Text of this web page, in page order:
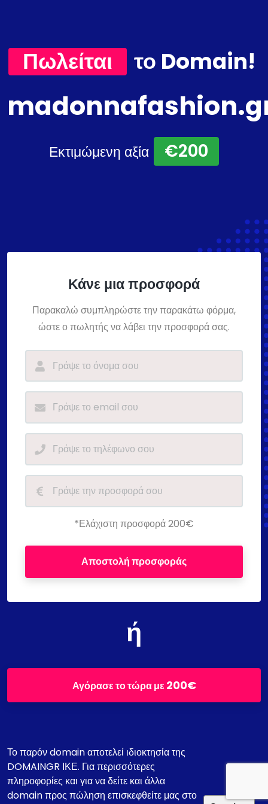
Πωλείται το Domain!
Εκτιμώμενη αξία €200
Κάνε μια προσφορά
Παρακαλώ συμπληρώστε την παρακάτω φόρμα,
ώστε ο πωλητής να λάβει την προσφορά σας.
*Ελάχιστη προσφορά 200€
Αποστολή προσφοράς
ή
Αγόρασε το τώρα με200€
Το παρόν domain αποτελεί ιδιοκτησία της
DOMAINGR ΙΚΕ. Για περισσότερες
πληροφορίες και για να δείτε και άλλα
domain προς πώληση επισκεφθείτε μας στο